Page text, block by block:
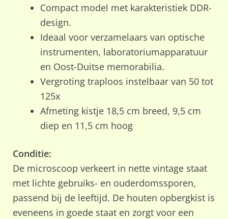
Compact model met karakteristiek DDR-
design.
Ideaal voor verzamelaars van optische
instrumenten, laboratoriumapparatuur
en Oost-Duitse memorabilia.
Vergroting traploos instelbaar van 50 tot
125x
Afmeting kistje 18,5 cm breed, 9,5 cm
diep en 11,5 cm hoog
Conditie:
De microscoop verkeert in nette vintage staat
met lichte gebruiks- en ouderdomssporen,
passend bij de leeftijd. De houten opbergkist is
eveneens in goede staat en zorgt voor een